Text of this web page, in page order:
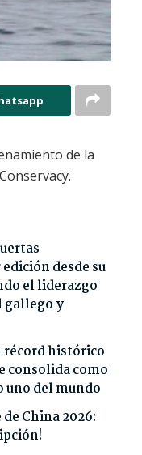
de la
desde su
el liderazgo
y
récord histórico
consolida como
uno del mundo
China 2026: